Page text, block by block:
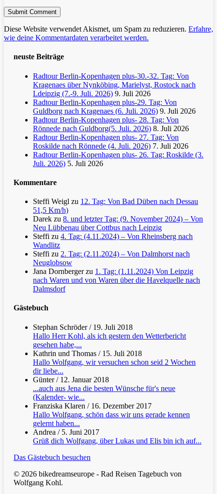
Diese Website verwendet Akismet, um Spam zu reduzieren. Erfahre,
wie deine Kommentardaten verarbeitet werden.
neuste Beiträge
Radtour Berlin-Kopenhagen plus-30.-32. Tag: Von
Kragenaes über Nynköbing, Marielyst, Rostock nach
Ldeipzig (7.-9. Juli. 2026) 9. Juli 2026
Radtour Berlin-Kopenhagen plus-29. Tag: Von
Guldborg nach Kragenaes (6. Juli. 2026) 9. Juli 2026
Radtour Berlin-Kopenhagen plus- 28. Tag: Von
Rönnede nach Guldborg(5. Juli. 2026) 8. Juli 2026
Radtour Berlin-Kopenhagen plus- 27. Tag: Von
Roskilde nach Rönnede (4. Juli. 2026) 7. Juli 2026
Radtour Berlin-Kopenhagen plus- 26. Tag: Roskilde (3.
Juli. 2026) 5. Juli 2026
Kommentare
Steffi Weigl zu 12. Tag: Von Bad Düben nach Dessau
51,5 Km/h)
Darek zu 8. und letzter Tag: (9. November 2024) – Von
Neu Lübbenau über Cottbus nach Leipzig
Steffi zu 4. Tag: (4.11.2024) – Von Rheinsberg nach
Wandlitz
Steffi zu 2. Tag: (2.11.2024) – Von Dalmhorst nach
Neuglobsow
Jana Dornbergerzu 1. Tag: (1.11.2024) Von Leipzig
nach Waren und von Waren über die Havelquelle nach
Dalmsdorf
Gästebuch
Stephan Schröder/ 19. Juli 2018
Hallo Herr Kohl, als ich gestern den Wetterbericht
gesehen habe,...
Kathrin und Thomas / 15. Juli 2018
Hallo Wolfgang, wir versuchen schon seid 2 Wochen
dir liebe...
Günter/ 12. Januar 2018
...auch aus Jena die besten Wünsche für's neue
(Kalender- wie...
Franziska Klaren / 16. Dezember 2017
Hallo Wolfgang, schön dass wir uns gerade kennen
gelernt haben...
Andrea / 5. Juni 2017
Grüß dich Wolfgang, über Lukas und Elis bin ich auf...
Das Gästebuch besuchen
© 2026 bikedreamseurope - Rad Reisen Tagebuch von
Wolfgang Kohl.